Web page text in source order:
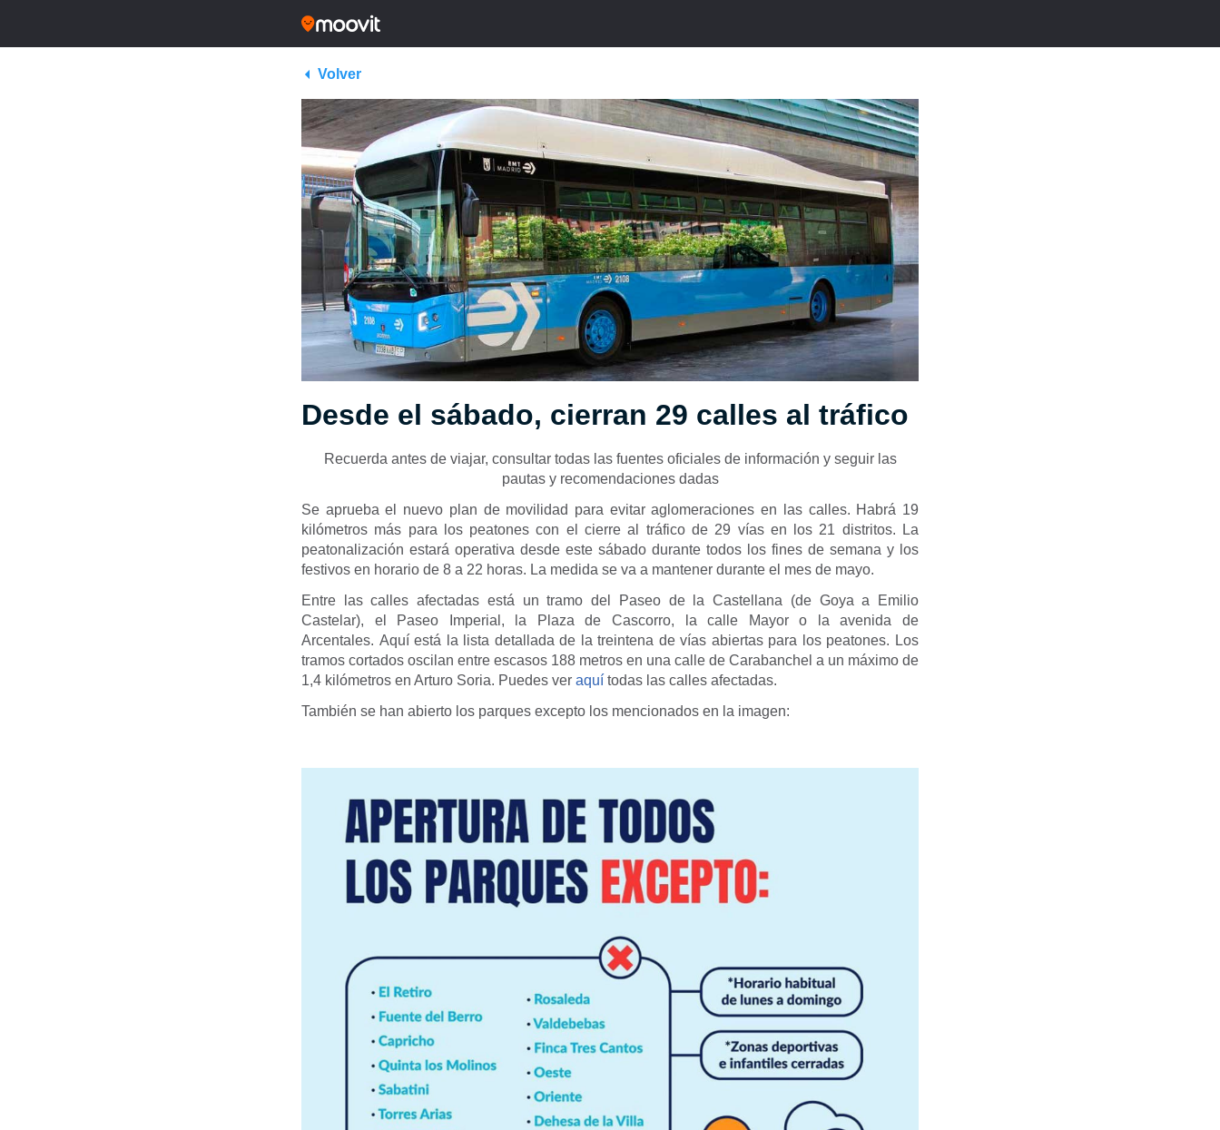
Volver
Desde el sábado, cierran 29 calles al tráfico
Recuerda antes de viajar, consultar todas las fuentes oficiales de información y seguir las
pautas y recomendaciones dadas
Se aprueba el nuevo plan de movilidad para evitar aglomeraciones en las calles. Habrá 19
kilómetros más para los peatones con el cierre al tráfico de 29 vías en los 21 distritos. La
peatonalización estará operativa desde este sábado durante todos los fines de semana y los
festivos en horario de 8 a 22 horas. La medida se va a mantener durante el mes de mayo.
Entre las calles afectadas está un tramo del Paseo de la Castellana (de Goya a Emilio
Castelar), el Paseo Imperial, la Plaza de Cascorro, la calle Mayor o la avenida de
Arcentales. Aquí está la lista detallada de la treintena de vías abiertas para los peatones. Los
tramos cortados oscilan entre escasos 188 metros en una calle de Carabanchel a un máximo de
1,4 kilómetros en Arturo Soria. Puedes ver aquí todas las calles afectadas.
También se han abierto los parques excepto los mencionados en la imagen: